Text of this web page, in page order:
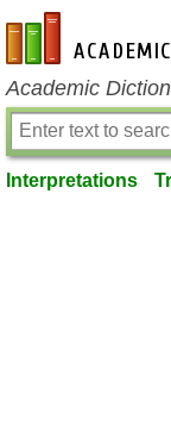
en-academic.com
Academic
Interpretations